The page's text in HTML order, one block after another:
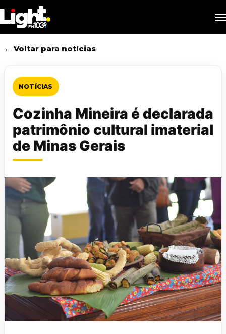
to
main
content
← Voltar para notícias
NOTÍCIAS
Cozinha Mineira é declarada
patrimônio cultural imaterial
de Minas Gerais